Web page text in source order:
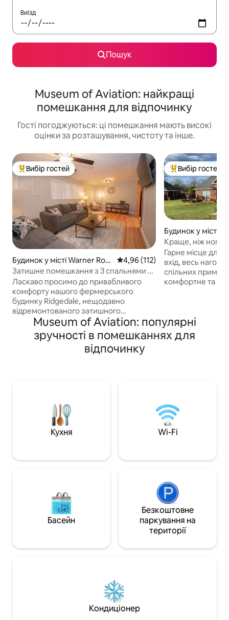
Виїзд
Пошук
Museum of Aviation: найкращі
помешкання для відпочинку
Гості погоджуються: ці помешкання мають високі
оцінки за розташування, чистоту та інше.
Топ вибір гостей
Вибір гостей
Будинок у місті Warner Robi
ns
Середня оцінка: 4,96 з 5,
4,96 (112)
Затишне помешкання з 3 спальнями та
2 ванними кімнатами|Огороджене|
Поруч RAFB та лікарня
Ласкаво просимо до привабливого
комфорту нашого фермерського
будинку Ridgedale, нещодавно
відремонтованого затишного
цегляного ранчо з 3 ліжками та 2
ванними кімнатами зі зручним
доступом до військово-повітряної бази
Робінса та медичного центру Х
помешкання, безумовно, стане вашим
ідеальним помешканням далеко від
дому під час вашого перебування в
дружньому південному місті Уорнер
забезпечити ідеальне поєднання
Топ вибір гостей
Вибір гостей
Будинок у місті
ns
Краще, ніж номер
Гарне місце для
вхід, весь
спільних приміщень. Дуже
комфортне та
з оновленими
повнорозмірною
піччю,
сучасні замки на
всередині та
додаткових
Museum of Aviation: популярні
зручності в помешканнях для
відпочинку
Кухня Wi-Fi
Басейн
Безкоштовне
паркування на
території
Кондиціонер